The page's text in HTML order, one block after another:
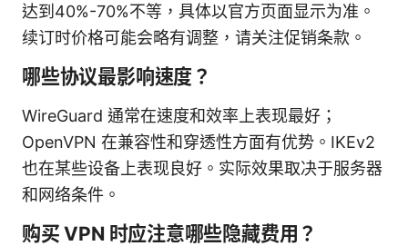
达到40%-70%不等，具体以官方页面显示为准。
续订时价格可能会略有调整，请关注促销条款。
哪些协议最影响速度？
WireGuard 通常在速度和效率上表现最好；
OpenVPN 在兼容性和穿透性方面有优势。IKEv2
也在某些设备上表现良好。实际效果取决于服务器
和网络条件。
购买 VPN 时应注意哪些隐藏费用？